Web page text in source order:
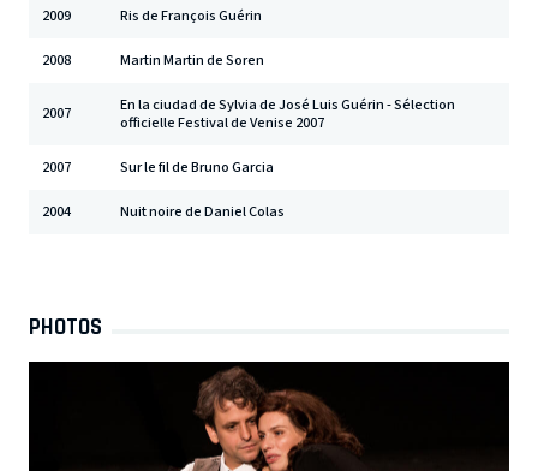
2009 Ris de François Guérin
2008 Martin Martin de Soren
2007
En la ciudad de Sylvia de José Luis Guérin - Sélection
officielle Festival de Venise 2007
2007 Sur le fil de Bruno Garcia
2004 Nuit noire de Daniel Colas
PHOTOS